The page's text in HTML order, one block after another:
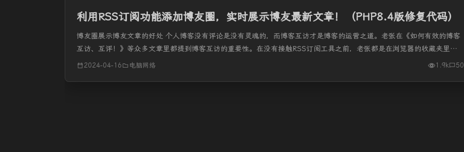
利用RSS订阅功能添加博友圈，实时展示博友最新文章！（PHP8.4版修复代码）
博友圈展示博友文章的好处 个人博客没有评论是没有灵魂的，而博客互访才是博客的运营之道。老张在《如何有效的博客
互访、互评！》等众多文章里都提到博客互访的重要性。在没有接触RSS订阅工具之前，老张都是在浏览器的收藏夹里收
藏了一两百个博客，每...
2024-04-16 电脑网络 1.9k 50